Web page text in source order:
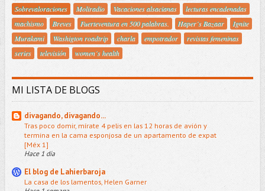
Sobrevaloraciones
Moliradio Vacaciones alsacianas
lecturas encadenadas
machismo
Breves Fuerteventura en 500 palabras. Haper´s Bazaar
Ignite
Murakami
Washigton roadtrip charla empotrador
revistas femeninas
series
televisión women´s health
MI LISTA DE BLOGS
divagando, divagando...
Tras poco domir, mírate 4 pelis en las 12 horas de avión y
termina en la cama esponjosa de un apartamento de expat
[Méx 1]
Hace 1 día
El blog de Lahierbaroja
La casa de los lamentos, Helen Garner